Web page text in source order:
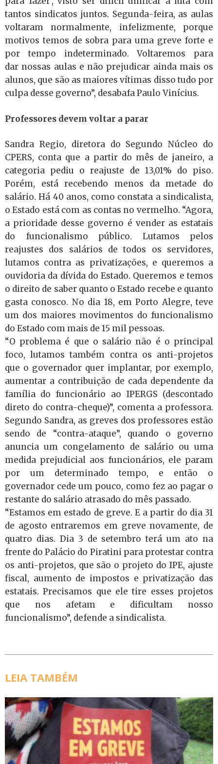
tantos sindicatos juntos. Segunda-feira, as aulas
voltaram normalmente, infelizmente, porque
motivos temos de sobra para uma greve forte e
por tempo indeterminado. Voltaremos para
dar nossas aulas e não prejudicar ainda mais os
alunos, que são as maiores vítimas disso tudo por
culpa desse governo”, desabafa Paulo Vinícius.
Professores devem voltar a parar
Sandra Regio, diretora do Segundo Núcleo do
CPERS, conta que a partir do mês de janeiro, a
categoria pediu o reajuste de 13,01% do piso.
Porém, está recebendo menos da metade do
salário. Há 40 anos, como constata a sindicalista,
o Estado está com as contas no vermelho. “Agora,
a prioridade desse governo é vender as estatais
do funcionalismo público. Lutamos pelos
reajustes dos salários de todos os servidores,
lutamos contra as privatizações, e queremos a
ouvidoria da dívida do Estado. Queremos e temos
o direito de saber quanto o Estado recebe e quanto
gasta conosco. No dia 18, em Porto Alegre, teve
um dos maiores movimentos do funcionalismo
do Estado com mais de 15 mil pessoas.
“O problema é que o salário não é o principal
foco, lutamos também contra os anti-projetos
que o governador quer implantar, por exemplo,
aumentar a contribuição de cada dependente da
família do funcionário ao IPERGS (descontado
direto do contra-cheque)”, comenta a professora.
Segundo Sandra, as greves dos professores estão
sendo de “contra-ataque”, quando o governo
anuncia um congelamento de salário ou uma
medida prejudicial aos funcionários, ele param
por um determinado tempo, e então o
governador cede um pouco, como fez ao pagar o
restante do salário atrasado do mês passado.
“Estamos em estado de greve. E a partir do dia 31
de agosto entraremos em greve novamente, de
quatro dias. Dia 3 de setembro terá um ato na
frente do Palácio do Piratini para protestar contra
os anti-projetos, que são o projeto do IPE, ajuste
fiscal, aumento de impostos e privatização das
estatais. Precisamos que ele tire esses projetos
que nos afetam e dificultam nosso
funcionalismo”, defende a sindicalista.
LEIA TAMBÉM